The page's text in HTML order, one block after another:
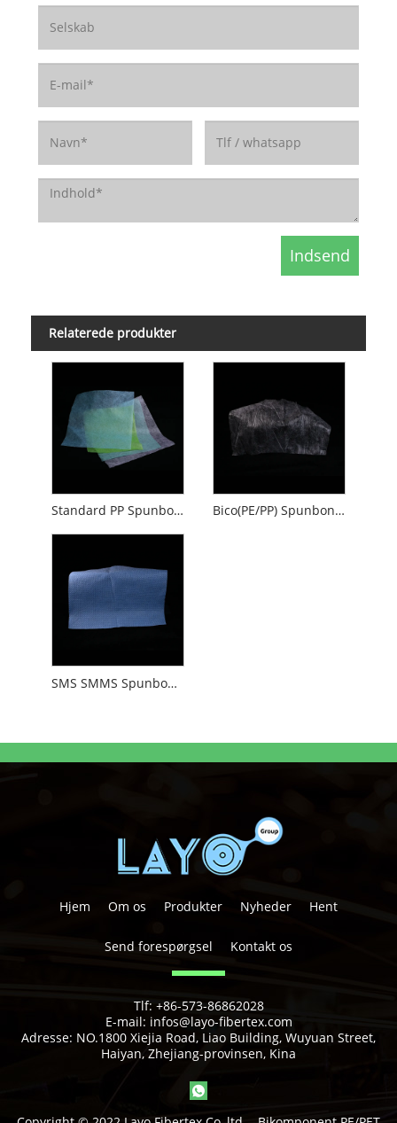
Relaterede produkter
Standard PP Spunbond Nonwoven Bico(PE/PP) Spunbond Nonwoven
SMS SMMS Spunbond-Meltblown-Spunbond Nonwoven
Hjem Om os Produkter Nyheder Hent
Send forespørgsel Kontakt os
Tlf: +86-573-86862028
E-mail: infos@layo-fibertex.com
Adresse: NO.1800 Xiejia Road, Liao Building, Wuyuan Street,
Haiyan, Zhejiang-provinsen, Kina